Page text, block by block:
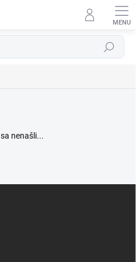
Hľadať
sa nenašli...